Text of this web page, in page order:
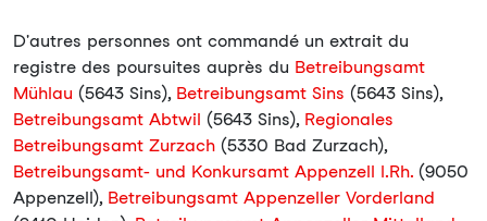
D'autres personnes ont commandé un extrait du
registre des poursuites auprès du Betreibungsamt
Mühlau (5643 Sins), Betreibungsamt Sins (5643 Sins),
Betreibungsamt Abtwil (5643 Sins), Regionales
Betreibungsamt Zurzach (5330 Bad Zurzach),
Betreibungsamt- und Konkursamt Appenzell I.Rh. (9050
Appenzell), Betreibungsamt Appenzeller Vorderland